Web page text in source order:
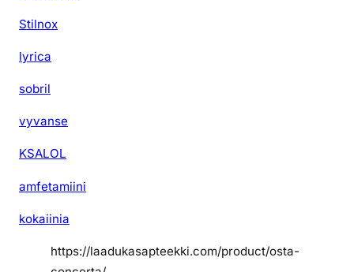
Stilnox
lyrica
sobril
vyvanse
KSALOL
amfetamiini
kokaiinia
https://laadukasapteekki.com/product/osta-